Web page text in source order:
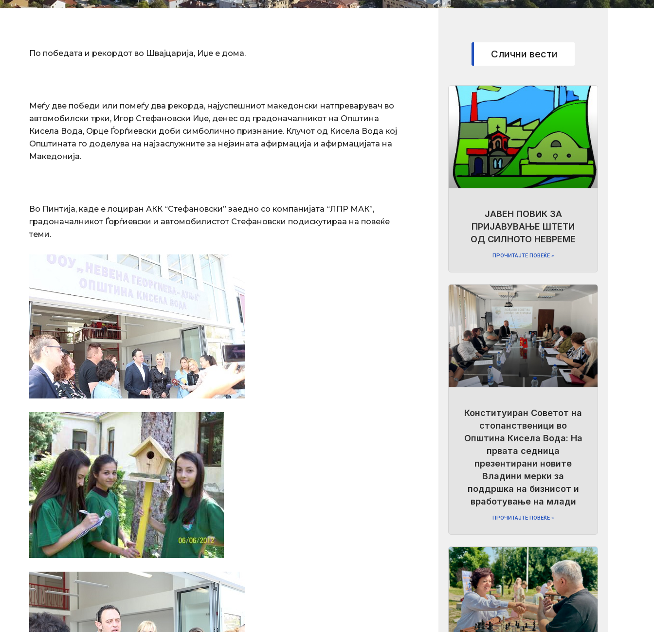
По победата и рекордот во Швајцарија, Иџе е дома.
Меѓу две победи или помеѓу два рекорда, најуспешниот македонски натпреварувач во
автомобилски трки, Игор Стефановски Иџе, денес од градоначалникот на Општина
Кисела Вода, Орце Ѓорѓиевски доби симболично признание. Клучот од Кисела Вода кој
Општината го доделува на најзаслужните за нејзината афирмација и афирмацијата на
Македонија.
Во Пинтија, каде е лоциран АКК “Стефановски” заедно со компанијата “ЛПР МАК”,
градоначалникот Ѓорѓиевски и автомобилистот Стефановски подискутираа на повеќе
теми.
Слични вести
ЈАВЕН ПОВИК ЗА
ПРИЈАВУВАЊЕ ШТЕТИ
ОД СИЛНОТО НЕВРЕМЕ
ПРОЧИТАЈТЕ ПОВЕЌЕ »
Конституиран Советот на
стопанственици во
Општина Кисела Вода: На
првата седница
презентирани новите
Владини мерки за
поддршка на бизнисот и
вработување на млади
ПРОЧИТАЈТЕ ПОВЕЌЕ »